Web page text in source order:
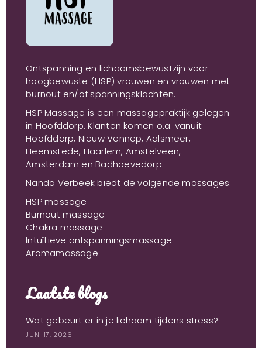
Ontspanning en lichaamsbewustzijn voor
hoogbewuste (HSP) vrouwen en vrouwen met
burnout en/of spanningsklachten.
HSP Massage is een massagepraktijk gelegen
in Hoofddorp. Klanten komen o.a. vanuit
Hoofddorp, Nieuw Vennep, Aalsmeer,
Heemstede, Haarlem, Amstelveen,
Amsterdam en Badhoevedorp.
Nanda Verbeek biedt de volgende massages:
HSP massage
Burnout massage
Chakra massage
Intuïtieve ontspanningsmassage
Aromamassage
Laatste blogs
Wat gebeurt er in je lichaam tijdens stress?
JUNI 17, 2026